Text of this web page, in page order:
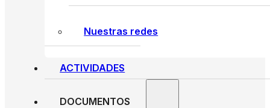
Nuestras redes
ACTIVIDADES
DOCUMENTOS